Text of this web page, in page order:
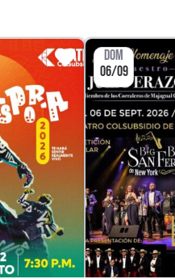
DOM
06/09